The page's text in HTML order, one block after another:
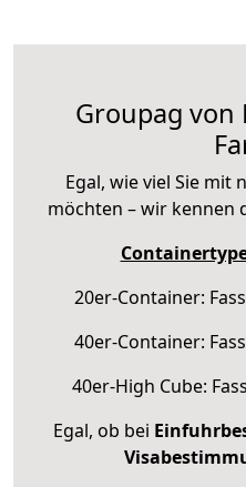
Groupag von
Egal, wie viel Sie mit
möchten – wir kennen
20er-Container:
40er-Container:
40er-High Cube:
Egal, ob bei